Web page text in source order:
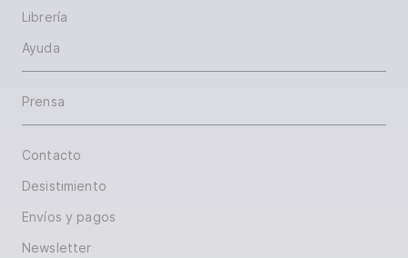
Librería
Ayuda
Prensa
Contacto
Desistimiento
Envíos y pagos
Newsletter